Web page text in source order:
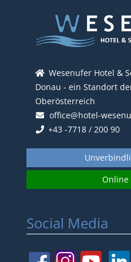
Wesenufer Hotel &
Donau - ein Standort
Oberösterreich
office@hotel-
+43 -7718 / 200 90
Online
Social Media